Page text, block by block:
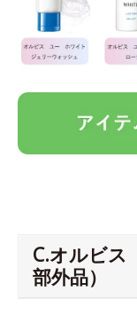
C.オルビ
部外品）